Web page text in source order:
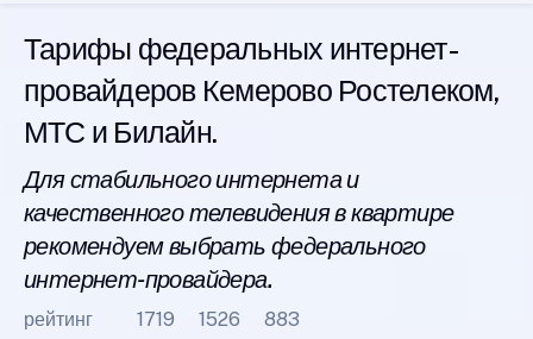
Тарифы федеральных интернет-
провайдеров Кемерово Ростелеком,
МТС и Билайн.
Для стабильного интернета и
качественного телевидения в квартире
рекомендуем выбрать федерального
интернет-провайдера.
рейтинг 1719 1526 883